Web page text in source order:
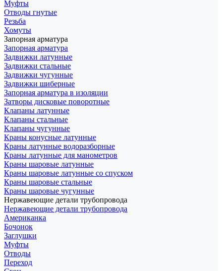
Муфты
Отводы гнутые
Резьба
Хомуты
Запорная арматура
Запорная арматура
Задвижки латунные
Задвижки стальные
Задвижки чугунные
Задвижки шиберные
Запорная арматура в изоляции
Затворы дисковые поворотные
Клапаны латунные
Клапаны стальные
Клапаны чугунные
Краны конусные латунные
Краны латунные водоразборные
Краны латунные для манометров
Краны шаровые латунные
Краны шаровые латунные со спуском
Краны шаровые стальные
Краны шаровые чугунные
Нержавеющие детали трубопровода
Нержавеющие детали трубопровода
Американка
Бочонок
Заглушки
Муфты
Отводы
Переход